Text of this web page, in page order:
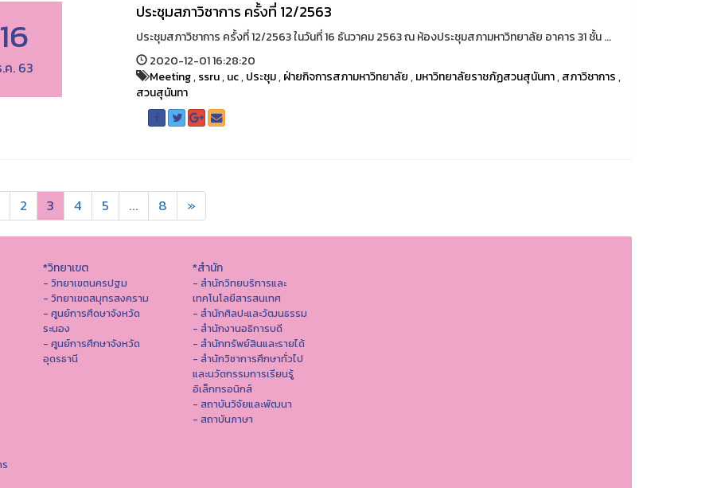
16
ค. 63
ประชุมสภาวิชาการ ครั้งที่ 12/2563
ประชุมสภาวิชาการ ครั้งที่ 12/2563 ในวันที่ 16 ธันวาคม 2563 ณ ห้องประชุมสภามหาวิทยาลัย อาคาร 31 ชั้น ...
2020-12-01 16:28:20
Meeting,ssru,uc,ประชุม,ฝ่ายกิจการสภามหาวิทยาลัย,มหาวิทยาลัยราชภัฏสวนสุนันทา,สภาวิชาการ,
สวนสุนันทา
2 3 4 5 ... 8 »
*วิทยาเขต
- วิทยาเขตนครปฐม
- วิทยาเขตสมุทรสงคราม
- ศูนย์การศึดษาจังหวัด
ระนอง
- ศูนย์การศึกษาจังหวัด
อุดรธานี
*สำนัก
- สำนักวิทยบริการและ
เทคโนโลยีสารสนเทศ
- สํานักศิลปะและวัฒนธรรม
- สำนักงานอธิการบดี
- สำนักทรัพย์สินและรายได้
- สำนักวิชาการศึกษาทั่วไป
และนวัตกรรมการเรียนรู้
อิเล็กทรอนิกส์
- สถาบันวิจัยและพัฒนา
- สถาบันภาษา